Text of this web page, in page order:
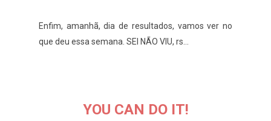
Enfim, amanhã, dia de resultados, vamos ver no
que deu essa semana. SEI NÃO VIU, rs...
YOU CAN DO IT!